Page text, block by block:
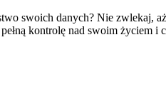
swoich danych? Nie zwlekaj,
kontrolę nad swoim życiem